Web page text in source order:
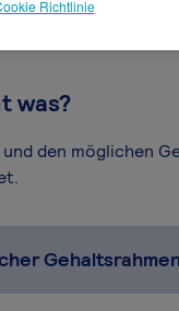
was?
den möglichen
Gehaltsrahmen
Richtlinie